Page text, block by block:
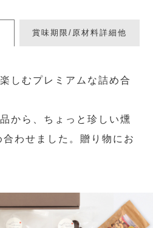
賞味期限/原材料詳細他
しむプレミアムな詰め合
から、ちょっと珍しい燻
わせました。贈り物にお